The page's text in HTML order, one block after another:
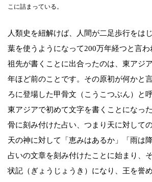
こに詰まっている。
人類史を紐解けば、人間が二足歩行をは
葉を使うようになって200万年経つと言
祖先が書くことに出合ったのは、東アジ
年ほど前のことです。その原初が何かと
ろに登場した甲骨文（こうこつぶん）と
東アジアで初めて文字を書くことになっ
骨に刻み付けた占い、つまり天に対して
天の神に対して「恵みはあるか」「雨は
占いの文章を刻み付けたことに始まり、
状記（ぎょうじょうき）になり、王を誉